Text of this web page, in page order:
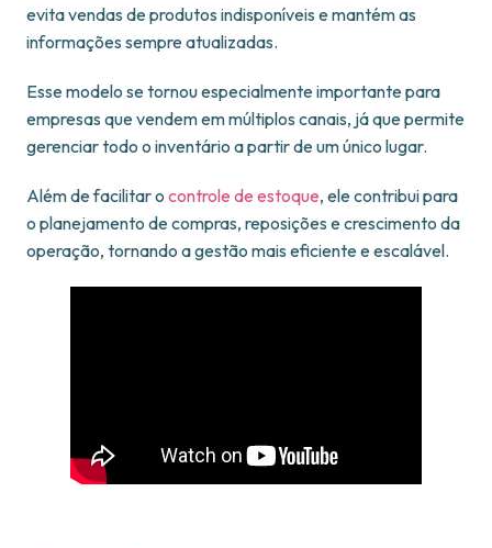
evita vendas de produtos indisponíveis e mantém as
informações sempre atualizadas.
Esse modelo se tornou especialmente importante para
empresas que vendem em múltiplos canais, já que permite
gerenciar todo o inventário a partir de um único lugar.
Além de facilitar o controle de estoque, ele contribui para
o planejamento de compras, reposições e crescimento da
operação, tornando a gestão mais eficiente e escalável.